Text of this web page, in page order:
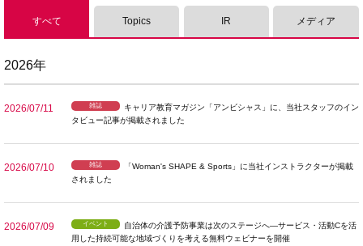
すべて Topics IR メディア
2026年
2026/07/11 雑誌
キャリア教育マガジン「アンビシャス」に、当社スタッフのイン
タビュー記事が掲載されました
2026/07/10 雑誌
「Woman's SHAPE & Sports」に当社インストラクターが掲載
されました
2026/07/09 イベント
自治体の介護予防事業は次のステージへ—サービス・活動Cを活
用した持続可能な地域づくりを考える無料ウェビナーを開催